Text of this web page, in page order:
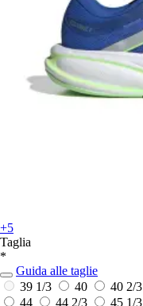
+5
Taglia
*
Guida alle taglie
39 1/3
40 40 2/3
44
44 2/3 45 1/3